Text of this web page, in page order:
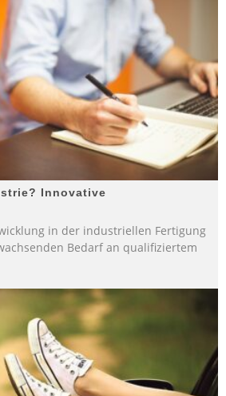
Innovative
in der industriellen Fertigung
Bedarf an qualifiziertem